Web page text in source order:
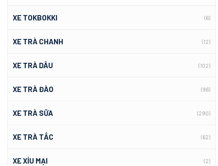
XE TOKBOKKI (6)
XE TRÀ CHANH (12)
XE TRÀ DÂU (102)
XE TRÀ ĐÀO (96)
XE TRÀ SỮA (290)
XE TRÀ TẮC (62)
XE XÍU MẠI (2)